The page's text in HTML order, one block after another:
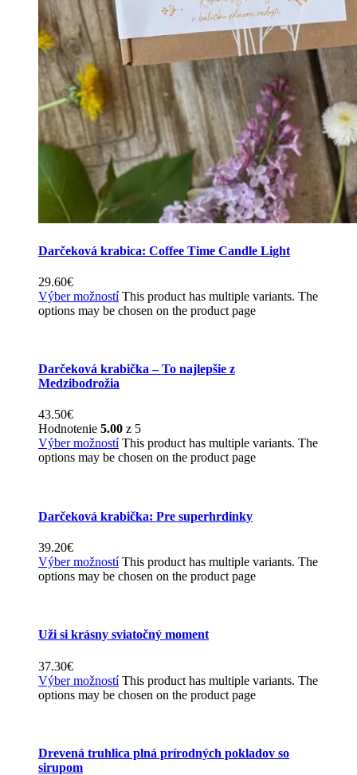
Darčeková krabica: Coffee Time Candle Light
29.60€
Výber možností This product has multiple variants. The
options may be chosen on the product page
Darčeková krabička – To najlepšie z
Medzibodrožia
43.50€
Hodnotenie 5.00 z 5
Výber možností This product has multiple variants. The
options may be chosen on the product page
Darčeková krabička: Pre superhrdinky
39.20€
Výber možností This product has multiple variants. The
options may be chosen on the product page
Uži si krásny sviatočný moment
37.30€
Výber možností This product has multiple variants. The
options may be chosen on the product page
Drevená truhlica plná prírodných pokladov so
sirupom